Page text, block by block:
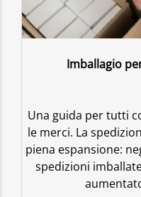
Imballagio
Una guida per tutti
le merci. La
piena espansione:
spedizioni